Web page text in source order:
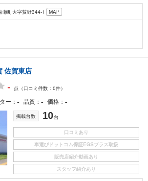
瀬町大字荻野344-1 MAP
佐賀東店
- 点 （口コミ件数：0件）
ー - 品質 - 価格 -
掲載台数 10台
口コミあり
車選びドットコム保証EGSプラス取扱
販売店紹介動画あり
スタッフ紹介あり